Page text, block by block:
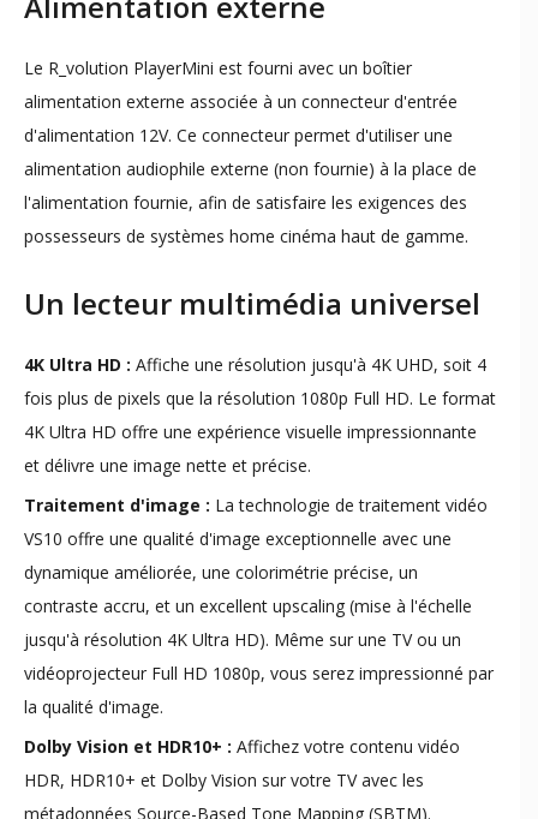
Le R_volution PlayerMini est fourni avec un boîtier
alimentation externe associée à un connecteur d'entrée
d'alimentation 12V. Ce connecteur permet d'utiliser une
alimentation audiophile externe (non fournie) à la place de
l'alimentation fournie, afin de satisfaire les exigences des
possesseurs de systèmes home cinéma haut de gamme.
Un lecteur multimédia universel
4K Ultra HD : Affiche une résolution jusqu'à 4K UHD, soit 4
fois plus de pixels que la résolution 1080p Full HD. Le format
4K Ultra HD offre une expérience visuelle impressionnante
et délivre une image nette et précise.
Traitement d'image : La technologie de traitement vidéo
VS10 offre une qualité d'image exceptionnelle avec une
dynamique améliorée, une colorimétrie précise, un
contraste accru, et un excellent upscaling (mise à l'échelle
jusqu'à résolution 4K Ultra HD). Même sur une TV ou un
vidéoprojecteur Full HD 1080p, vous serez impressionné par
la qualité d'image.
Dolby Vision et HDR10+ : Affichez votre contenu vidéo
HDR, HDR10+ et Dolby Vision sur votre TV avec les
métadonnées Source-Based Tone Mapping (SBTM).